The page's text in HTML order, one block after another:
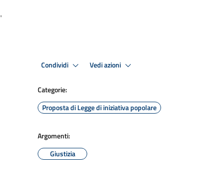
Condividi Vedi azioni
Categorie:
Proposta di Legge di iniziativa popolare
Argomenti:
Giustizia